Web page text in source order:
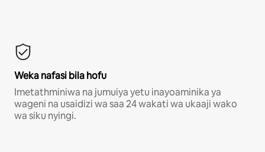
Weka nafasi bila hofu
Imetathminiwa na jumuiya yetu inayoaminika ya
wageni na usaidizi wa saa 24 wakati wa ukaaji wako
wa siku nyingi.